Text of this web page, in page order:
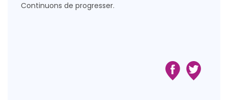
Continuons de progresser.